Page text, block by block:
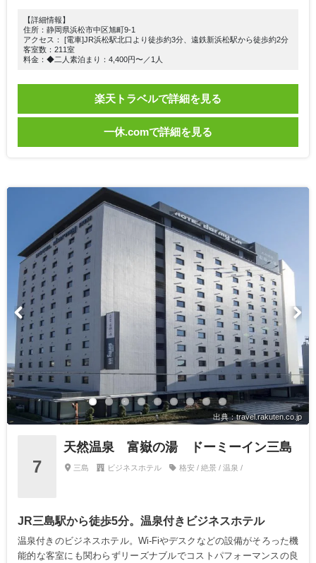
【詳細情報】
住所：静岡県浜松市中区旭町9-1
アクセス： [電車]JR浜松駅北口より徒歩約3分、遠鉄新浜松駅から徒歩約2分
客室数：211室
料金：◆二人素泊まり：4,400円〜／1人
楽天トラベルで詳細を見る
一休.comで詳細を見る
出典：travel.rakuten.co.jp
7
天然温泉 富嶽の湯 ドーミーイン三島
三島 ビジネスホテル 格安 / 絶景 / 温泉 /
JR三島駅から徒歩5分。温泉付きビジネスホテル
温泉付きのビジネスホテル。Wi-Fiやデスクなどの設備がそろった機
能的な客室にも関わらずリーズナブルでコストパフォーマンスの良